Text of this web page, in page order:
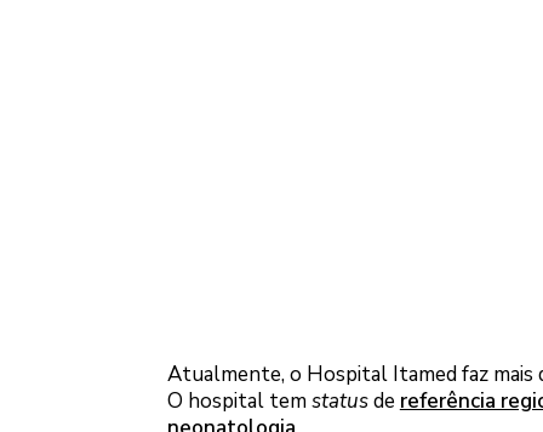
Atualmente, o Hospital Itamed faz mais
O hospital temstatusde referência